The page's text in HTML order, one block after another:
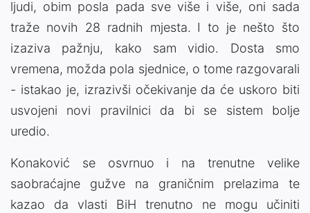
ljudi, obim posla pada sve više i više, oni sada
traže novih 28 radnih mjesta. I to je nešto što
izaziva pažnju, kako sam vidio. Dosta smo
vremena, možda pola sjednice, o tome razgovarali
- istakao je, izrazivši očekivanje da će uskoro biti
usvojeni novi pravilnici da bi se sistem bolje
uredio.
Konaković se osvrnuo i na trenutne velike
saobraćajne gužve na graničnim prelazima te
kazao da vlasti BiH trenutno ne mogu učiniti